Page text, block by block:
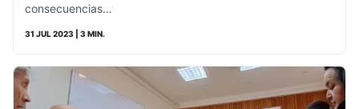
consecuencias…
31 JUL 2023 | 3 MIN.